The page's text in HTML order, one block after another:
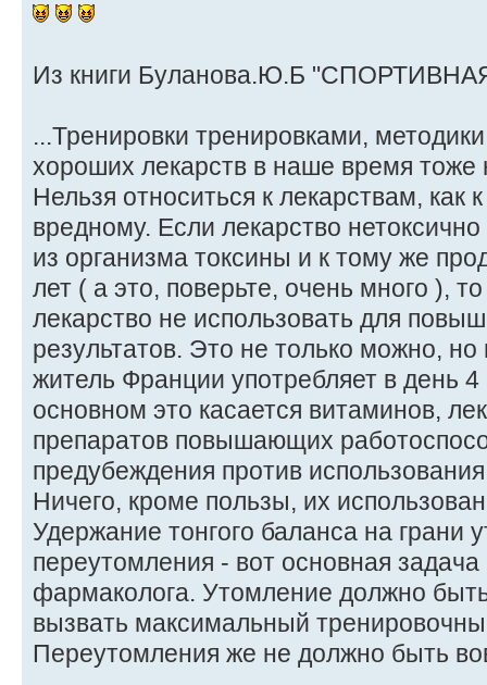
Из книги Буланова.Ю.Б
...Тренировки тренировками,
хороших лекарств в наше время тоже
Нельзя относиться к лекарствам, как
вредному. Если лекарство
из организма токсины и к тому же
лет ( а это, поверьте, очень много ),
лекарство не использовать для
результатов. Это не только можно,
житель Франции употребляет в день 4
основном это касается витаминов,
препаратов повышающих
предубеждения против
Ничего, кроме пользы, их
Удержание тонгого баланса на грани
переутомления - вот основная задача
фармаколога. Утомление должно
вызвать максимальный
Переутомления же не должно быть